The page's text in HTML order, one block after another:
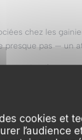
chez les
pas — un
puis
des fleurs roses
cookies et
l’audience